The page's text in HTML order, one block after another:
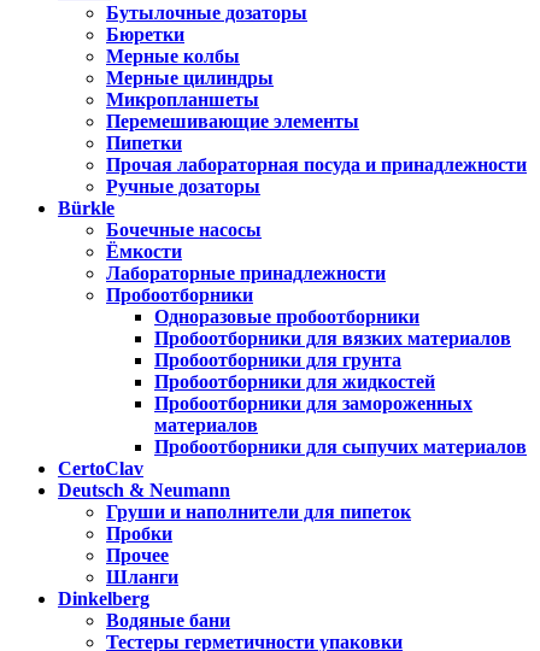
Бутылочные дозаторы
Бюретки
Мерные колбы
Мерные цилиндры
Микропланшеты
Перемешивающие элементы
Пипетки
Прочая лабораторная посуда и принадлежности
Ручные дозаторы
Bürkle
Бочечные насосы
Ёмкости
Лабораторные принадлежности
Пробоотборники
Одноразовые пробоотборники
Пробоотборники для вязких материалов
Пробоотборники для грунта
Пробоотборники для жидкостей
Пробоотборники для замороженных
материалов
Пробоотборники для сыпучих материалов
CertoClav
Deutsch & Neumann
Груши и наполнители для пипеток
Пробки
Прочее
Шланги
Dinkelberg
Водяные бани
Тестеры герметичности упаковки